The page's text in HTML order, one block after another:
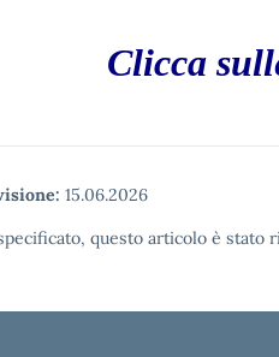
Clicca
15.06.2026
questo articolo è